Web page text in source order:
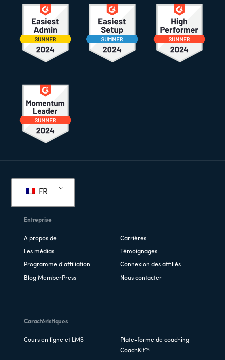
de
FR
Entreprise
A propos de Carrières
Les médias Témoignages
Programme d'affiliation Connexion des affiliés
Blog MemberPress Nous contacter
Caractéristiques
Cours en ligne et LMS
Plate-forme de coaching
CoachKit™